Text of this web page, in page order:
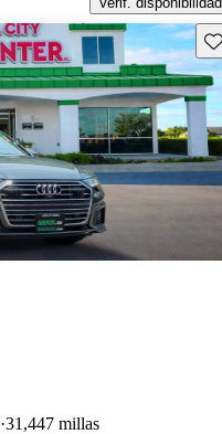
31,447 millas